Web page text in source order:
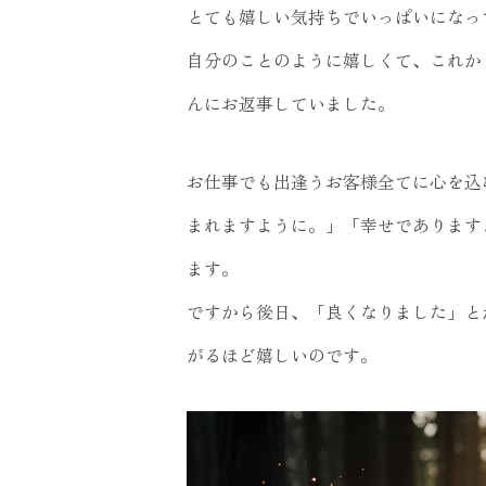
とても嬉しい気持ちでいっぱいにな
自分のことのように嬉しくて、これ
んにお返事していました。
お仕事でも出逢うお客様全てに心を
まれますように。」「幸せでありま
ます。
ですから後日、「良くなりました」
がるほど嬉しいのです。